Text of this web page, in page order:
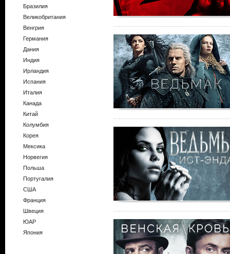
Бразилия
Великобритания
Венгрия
Германия
Дания
Индия
Ирландия
Испания
Италия
Канада
Китай
Колумбия
Корея
Мексика
Норвегия
Польша
Португалия
США
Франция
Швеция
ЮАР
Япония